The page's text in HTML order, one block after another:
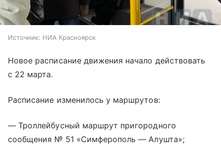
Источник: НИА Красноярск
Новое расписание движения начало действовать
с 22 марта.
Расписание изменилось у маршрутов:
— Троллейбусный маршрут пригородного
сообщения № 51 «Симферополь — Алушта»;